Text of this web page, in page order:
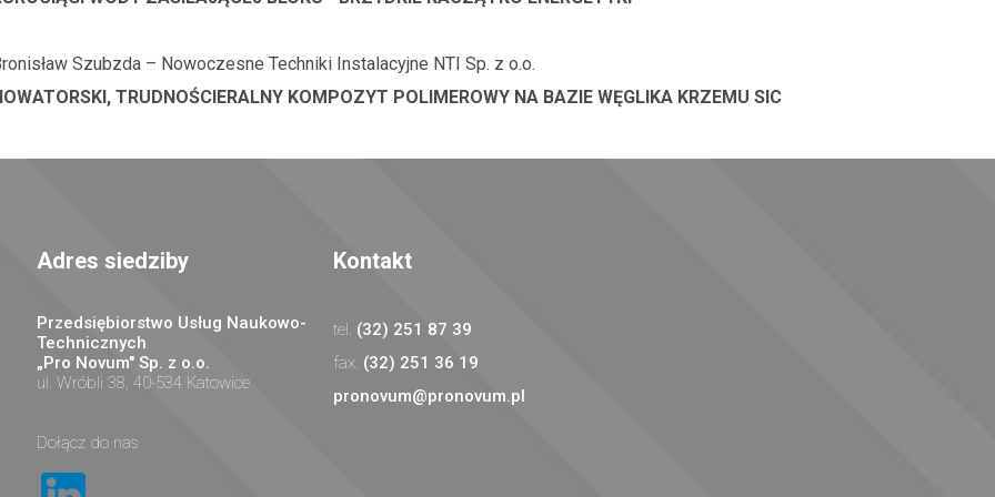
Szubzda – Nowoczesne Techniki Instalacyjne NTI Sp. z o.o.
TRUDNOŚCIERALNY KOMPOZYT POLIMEROWY NA BAZIE WĘGLIKA KRZEMU SIC
Adres siedziby
Przedsiębiorstwo Usług Naukowo-
Technicznych
„Pro Novum" Sp. z o.o.
ul. Wróbli 38, 40-534 Katowice
Dołącz do nas
Kontakt
(32) 251 87 39
(32) 251 36 19
pronovum@pronovum.pl